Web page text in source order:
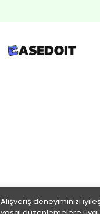
Alışveriş deneyiminizi